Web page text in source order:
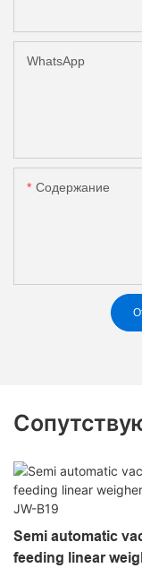
WhatsApp
Содержание
Semi automatic
feeding linear